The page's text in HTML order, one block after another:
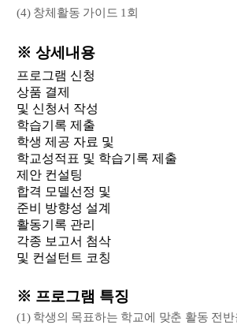
(4) 창체활동 가이드 1회
※ 상세내용
프로그램 신청
상품 결제
및 신청서 작성
학습기록 제출
학생 제공 자료 및
학교성적표 및 학습기록 제출
제안 컨설팅
합격 모델선정 및
준비 방향성 설계
활동기록 관리
각종 보고서 첨삭
및 컨설턴트 코칭
※ 프로그램 특징
(1) 학생의 목표하는 학교에 맞춘 활동 전